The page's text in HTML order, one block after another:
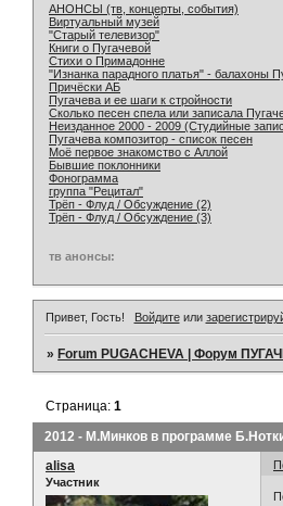
АНОНСЫ (тв, концерты, события)
Виртуальный музей
"Старый телевизор"
Книги о Пугачевой
Стихи о Примадонне
"Изнанка парадного платья" - балахоны
Причёски АБ
Пугачева и ее шаги к стройности
Сколько песен спела или записала
Неизданное 2000 - 2009 (Студийные
Пугачева композитор - список песен
Моё первое знакомство с Аллой
Бывшие поклонники
Фонограмма
группа "Рецитал"
Трёп - Флуд / Обсуждение (2)
Трёп - Флуд / Обсуждение (3)
тв анонсы:
Привет, Гость! Войдитеили
»Forum PUGACHEVA | Форум
2012 - М.Минков в программе
Страница:1
alisa
Участник